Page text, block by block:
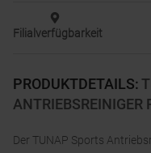
PRODUKTDETAILS:
ANTRIEBSREINIGER
Der TUNAP Sports
Filialverfügbarkeit